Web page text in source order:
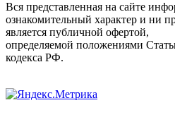
Вся представленная на сайте
ознакомительный характер и ни
является публичной офертой,
определяемой положениями
кодекса РФ.